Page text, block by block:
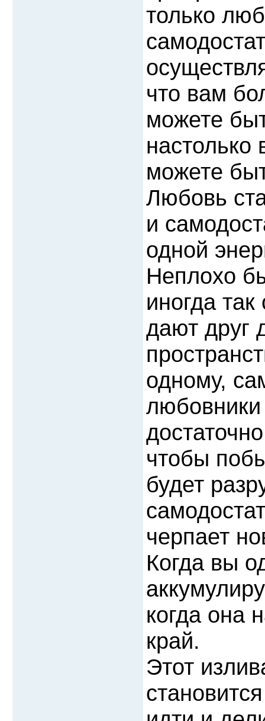
только
что вам
можете
можете
Любовь
и
одной
Неплохо
иногда
дают друг
одному,
любовники
чтобы
будет
черпает
Когда вы
когда она
край.
Этот